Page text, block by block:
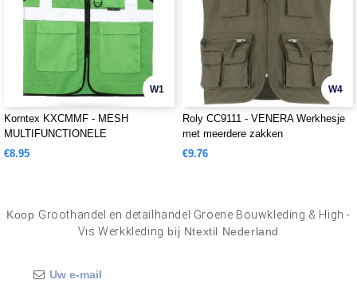
W1
Korntex KXCMMF - MESH
MULTIFUNCTIONELE
VEILIGHEIDSVEST "LARISA"
€8.95
W4
Roly CC9111 - VENERA Werkhesje
met meerdere zakken
€9.76
Koop Groothandel en detailhandel Groene Bouwkleding & High -
Vis Werkkleding bij Ntextil Nederland